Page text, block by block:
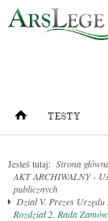
TESTY
Jesteś tutaj: Strona
AKT ARCHIWALNY -
publicznych
Dział V. Prezes
Rozdział 2. Rada